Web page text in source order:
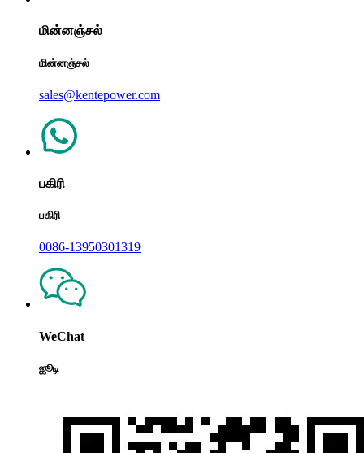
மின்னஞ்சல்
மின்னஞ்சல்
sales@kentepower.com
பகிரி
பகிரி
0086-13950301319
WeChat
ஜூடி